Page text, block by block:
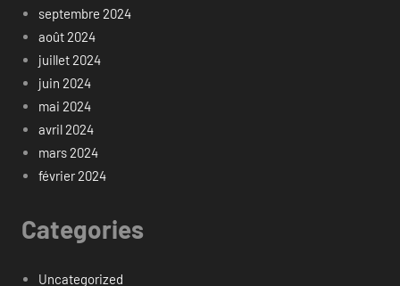
septembre 2024
août 2024
juillet 2024
juin 2024
mai 2024
avril 2024
mars 2024
février 2024
Categories
Uncategorized